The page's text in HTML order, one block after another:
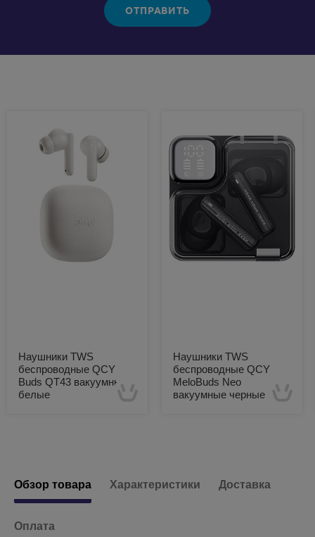
ОТПРАВИТЬ
Наушники TWS
беспроводные QCY
Buds QT43 вакуумные
белые
Наушники TWS
беспроводные QCY
MeloBuds Neo
вакуумные черные
Обзор товара Характеристики Доставка
Оплата